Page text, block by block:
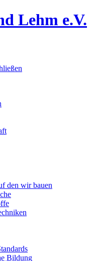
Lehm e.V.
den wir bauen
Bildung